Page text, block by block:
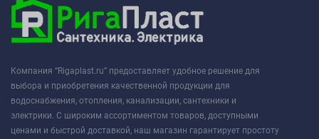
Компания “Rigaplast.ru” предоставляет удобное решение для
выбора и приобретения качественной продукции для
водоснабжения, отопления, канализации, сантехники и
электрики. С широким ассортиментом товаров, доступными
ценами и быстрой доставкой, наш магазин гарантирует простоту